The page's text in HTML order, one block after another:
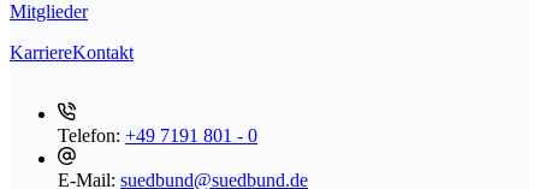
Mitglieder
KarriereKontakt
Telefon: +49 7191 801 - 0
E-Mail: suedbund@suedbund.de